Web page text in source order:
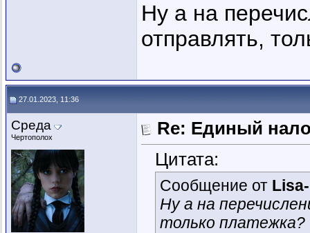
Ну а на
отправлять,
27.01.2023, 11:36
Среда
Чертополох
Re: Единый
Цитата:
Сообщение от
Ну а на
только платежка?